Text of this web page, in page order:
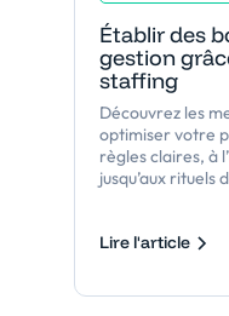
Établir des
gestion
staffing
Découvrez les
optimiser votre
règles claires, à
jusqu’aux rituels
Lire l'article